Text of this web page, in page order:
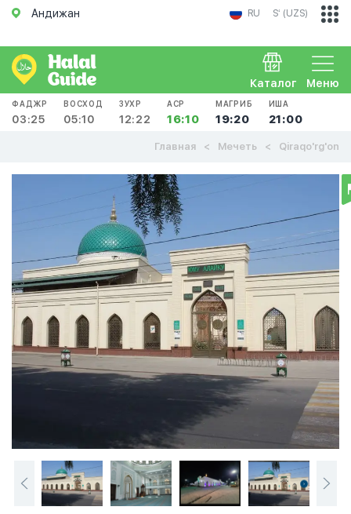
Андижан RU Sʻ (UZS)
Меню
Каталог
ФАДЖР
03:25
ВОСХОД
05:10
ЗУХР
12:22
АСР
16:10
МАГРИБ
19:20
ИША
21:00
Главная Мечеть Qiraqo'rg'on